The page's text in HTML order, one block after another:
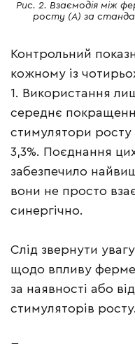
Рис. 2. Взаємодія між
росту (A) за
Контрольний
кожному із
1. Використання
середнє
стимулятори росту
3,3%. Поєднання
забезпечило
вони не просто
синергічно.
Слід звернути
щодо впливу
за наявності або
стимуляторів росту.